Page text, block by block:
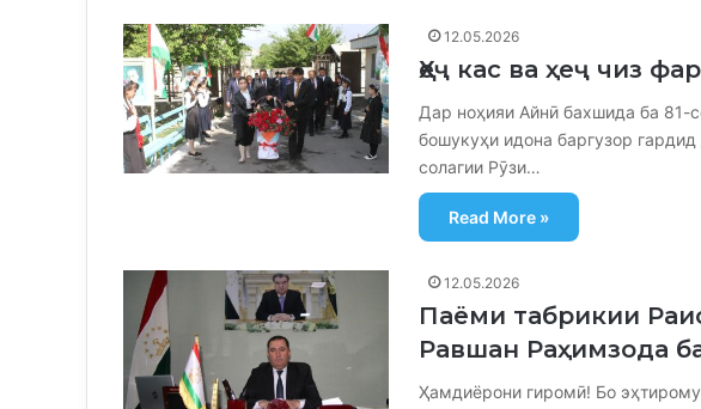
12.05.2026
Ҳеҷ кас ва ҳеҷ чиз
Дар ноҳияи Айнӣ бахшида ба 81-
бошукуҳи идона баргузор
солагии Рӯзи…
Read More »
12.05.2026
Паёми табрикии
Равшан Раҳимзода
Ҳамдиёрони гиромӣ! Бо